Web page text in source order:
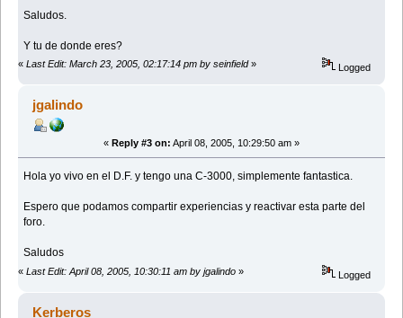
Saludos.
Y tu de donde eres?
« Last Edit: March 23, 2005, 02:17:14 pm by seinfield» Logged
jgalindo
« Reply #3 on: April 08, 2005, 10:29:50 am »
Hola yo vivo en el D.F. y tengo una C-3000, simplemente fantastica.
Espero que podamos compartir experiencias y reactivar esta parte del
foro.
Saludos
« Last Edit: April 08, 2005, 10:30:11 am by jgalindo » Logged
Kerberos